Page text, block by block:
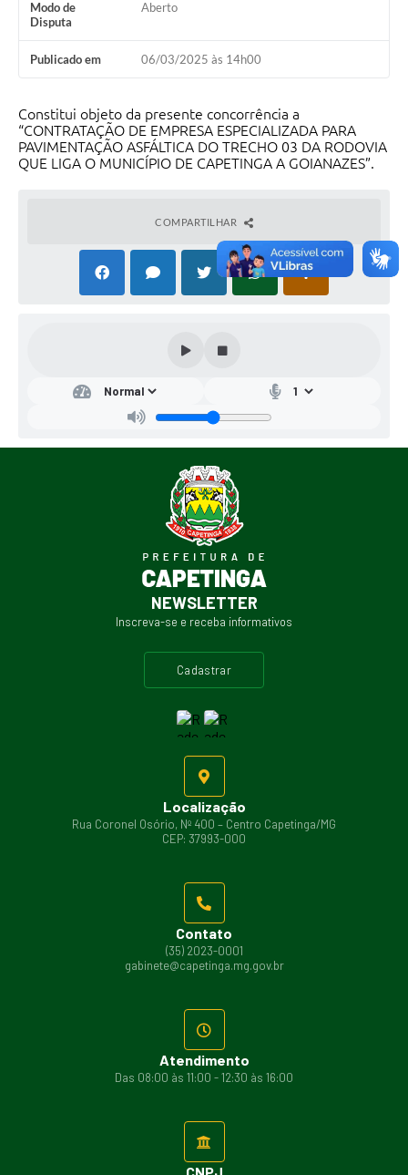
Modo de
Disputa
Aberto
Publicado em 06/03/2025 às 14h00
Constitui objeto da presente concorrência a
“CONTRATAÇÃO DE EMPRESA ESPECIALIZADA PARA
PAVIMENTAÇÃO ASFÁLTICA DO TRECHO 03 DA RODOVIA
QUE LIGA O MUNICÍPIO DE CAPETINGA A GOIANAZES”.
COMPARTILHAR
Localização
Rua Coronel Osório, Nº 400 – Centro Capetinga/MG
CEP: 37993-000
Contato
(35) 2023-0001
gabinete@capetinga.mg.gov.br
Atendimento
Das 08:00 às 11:00 - 12:30 às 16:00
NEWSLETTER
Inscreva-se e receba informativos
cadastrar